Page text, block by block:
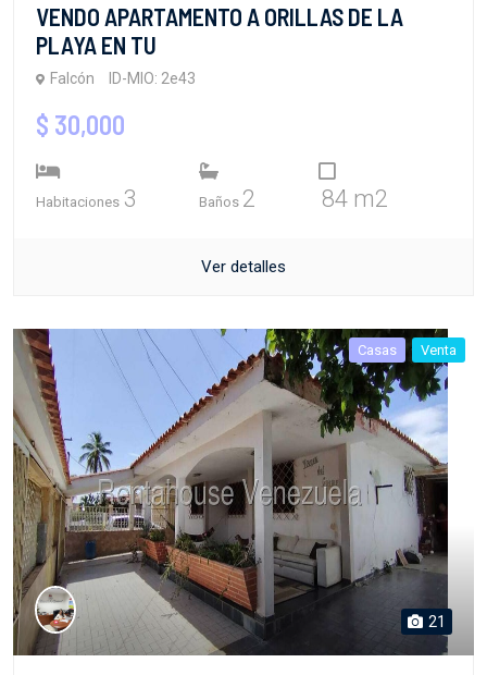
VENDO APARTAMENTO A ORILLAS DE LA
PLAYA EN TU
Falcón ID-MIO: 2e43
$ 30,000
Habitaciones 3 Baños 2 84 m2
Ver detalles
Casas Venta
21